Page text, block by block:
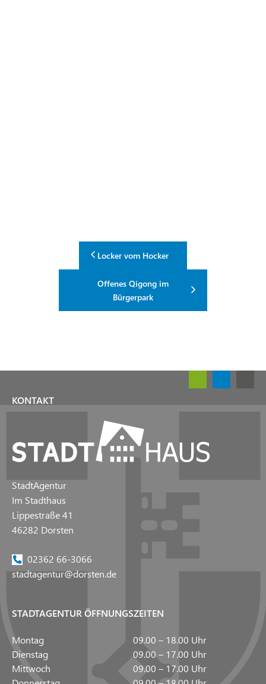
Locker vom Hocker
Offenes Qigong im
Bürgerpark
KONTAKT
StadtAgentur
Im Stadthaus
Lippestraße 41
46282 Dorsten
02362 66-3066
stadtagentur@dorsten.de
STADTAGENTUR ÖFFNUNGSZEITEN
Montag
09.00 – 18.00 Uhr
Dienstag
09.00 – 17.00 Uhr
Mittwoch
09.00 – 17.00 Uhr